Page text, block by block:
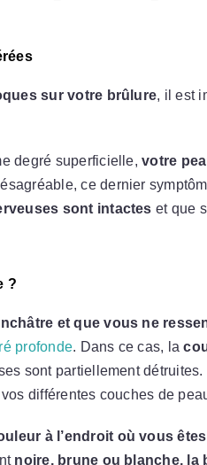
sur votre brûlure, il est
degré superficielle,votre
ce dernier
sont intactes et que
?
et que vous ne
profonde. Dans ce cas, la
sont partiellement détruites.
différentes couches de
à l’endroit où vous
noire, brune ou blanche, la